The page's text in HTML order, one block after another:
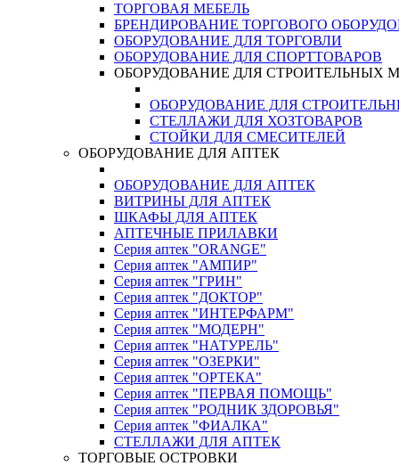
ТОРГОВАЯ МЕБЕЛЬ
БРЕНДИРОВАНИЕ ТОРГОВОГО
ОБОРУДОВАНИЕ ДЛЯ ТОРГОВЛИ
ОБОРУДОВАНИЕ ДЛЯ СПОРТТОВАРОВ
ОБОРУДОВАНИЕ ДЛЯ СТРОИТЕЛЬНЫХ
ОБОРУДОВАНИЕ ДЛЯ
СТЕЛЛАЖИ ДЛЯ ХОЗТОВАРОВ
СТОЙКИ ДЛЯ СМЕСИТЕЛЕЙ
ОБОРУДОВАНИЕ ДЛЯ АПТЕК
ОБОРУДОВАНИЕ ДЛЯ АПТЕК
ВИТРИНЫ ДЛЯ АПТЕК
ШКАФЫ ДЛЯ АПТЕК
АПТЕЧНЫЕ ПРИЛАВКИ
Серия аптек "ORANGE"
Серия аптек "АМПИР"
Серия аптек "ГРИН"
Серия аптек "ДОКТОР"
Серия аптек "ИНТЕРФАРМ"
Серия аптек "МОДЕРН"
Серия аптек "НАТУРЕЛЬ"
Серия аптек "ОЗЕРКИ"
Серия аптек "ОРТЕКА"
Серия аптек "ПЕРВАЯ ПОМОЩЬ"
Серия аптек "РОДНИК ЗДОРОВЬЯ"
Серия аптек "ФИАЛКА"
СТЕЛЛАЖИ ДЛЯ АПТЕК
ТОРГОВЫЕ ОСТРОВКИ